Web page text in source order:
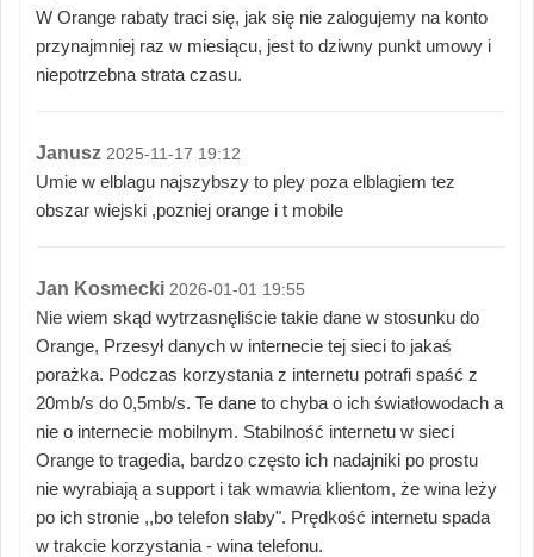
W Orange rabaty traci się, jak się nie zalogujemy na konto
przynajmniej raz w miesiącu, jest to dziwny punkt umowy i
niepotrzebna strata czasu.
Janusz 2025-11-17 19:12
Umie w elblagu najszybszy to pley poza elblagiem tez
obszar wiejski ,pozniej orange i t mobile
Jan Kosmecki 2026-01-01 19:55
Nie wiem skąd wytrzasnęliście takie dane w stosunku do
Orange, Przesył danych w internecie tej sieci to jakaś
porażka. Podczas korzystania z internetu potrafi spaść z
20mb/s do 0,5mb/s. Te dane to chyba o ich światłowodach a
nie o internecie mobilnym. Stabilność internetu w sieci
Orange to tragedia, bardzo często ich nadajniki po prostu
nie wyrabiają a support i tak wmawia klientom, że wina leży
po ich stronie ,,bo telefon słaby". Prędkość internetu spada
w trakcie korzystania - wina telefonu.